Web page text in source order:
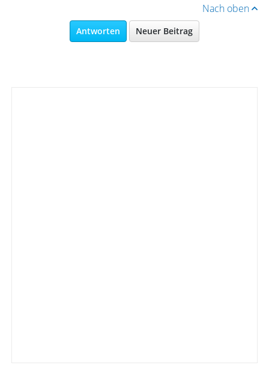
Nach oben
Antworten Neuer Beitrag